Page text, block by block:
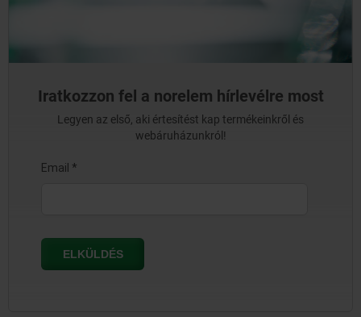
Iratkozzon fel a norelem hírlevélre most
Legyen az első, aki értesítést kap termékeinkről és
webáruházunkról!